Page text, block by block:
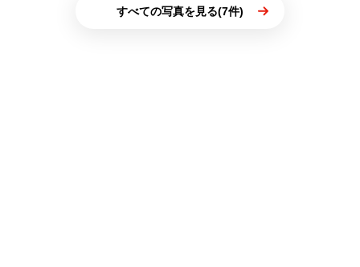
すべての写真を見る(7件)